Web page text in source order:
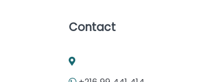
Contact